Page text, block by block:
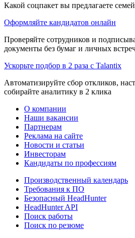
Какой соцпакет вы предлагаете
Оформляйте кандидатов онлайн
Проверяйте сотрудников и
документы без бумаг и личных
Ускорьте подбор в 2 раза с Talantix
Автоматизируйте сбор откликов,
собирайте аналитику в 2 клика
О компании
Наши вакансии
Партнерам
Реклама на сайте
Новости и статьи
Инвесторам
Кандидаты по профессиям
Производственный календарь
Требования к ПО
Безопасный HeadHunter
HeadHunter API
Поиск работы
Поиск по резюме